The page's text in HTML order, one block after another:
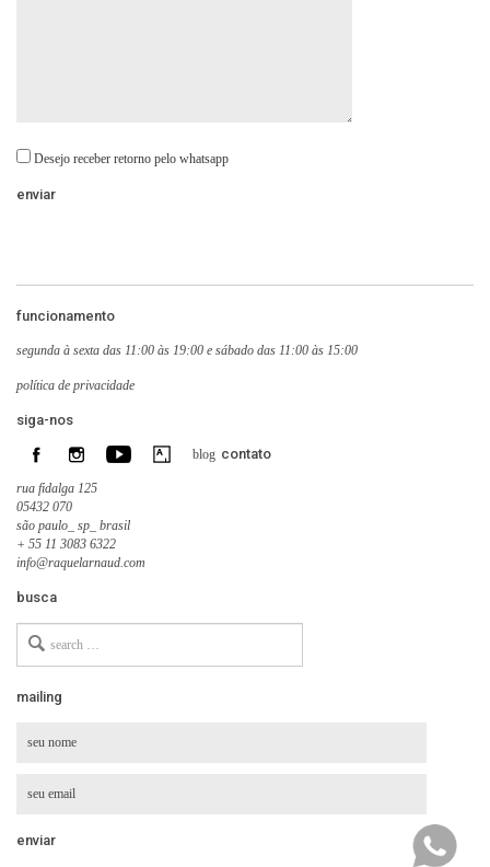
Desejo receber retorno pelo whatsapp
funcionamento
segunda à sexta das 11:00 às 19:00 e sábado das 11:00 às 15:00
política de privacidade
siga-nos
blog contato
rua fidalga 125
05432 070
são paulo_ sp_ brasil
+ 55 11 3083 6322
info@raquelarnaud.com
busca
for
mailing